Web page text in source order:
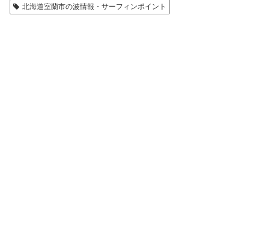
北海道室蘭市の波情報・サーフィンポイント